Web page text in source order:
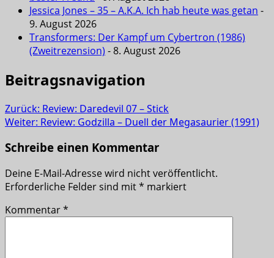
Jessica Jones – 35 – A.K.A. Ich hab heute was getan -
9. August 2026
Transformers: Der Kampf um Cybertron (1986)
(Zweitrezension) - 8. August 2026
Beitragsnavigation
Zurück: Review: Daredevil 07 – Stick
Weiter: Review: Godzilla – Duell der Megasaurier (1991)
Schreibe einen Kommentar
Deine E-Mail-Adresse wird nicht veröffentlicht.
Erforderliche Felder sind mit* markiert
Kommentar*